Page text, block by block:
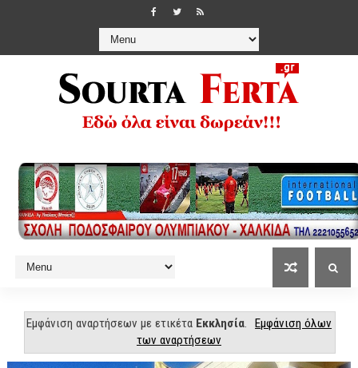
Εμφάνιση αναρτήσεων με ετικέτα Εκκλησία.
Εμφάνιση όλων
των αναρτήσεων